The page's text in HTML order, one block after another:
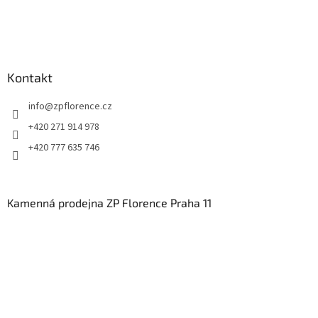
Kontakt
info@zpflorence.cz
+420 271 914 978
+420 777 635 746
Kamenná prodejna ZP Florence Praha 11